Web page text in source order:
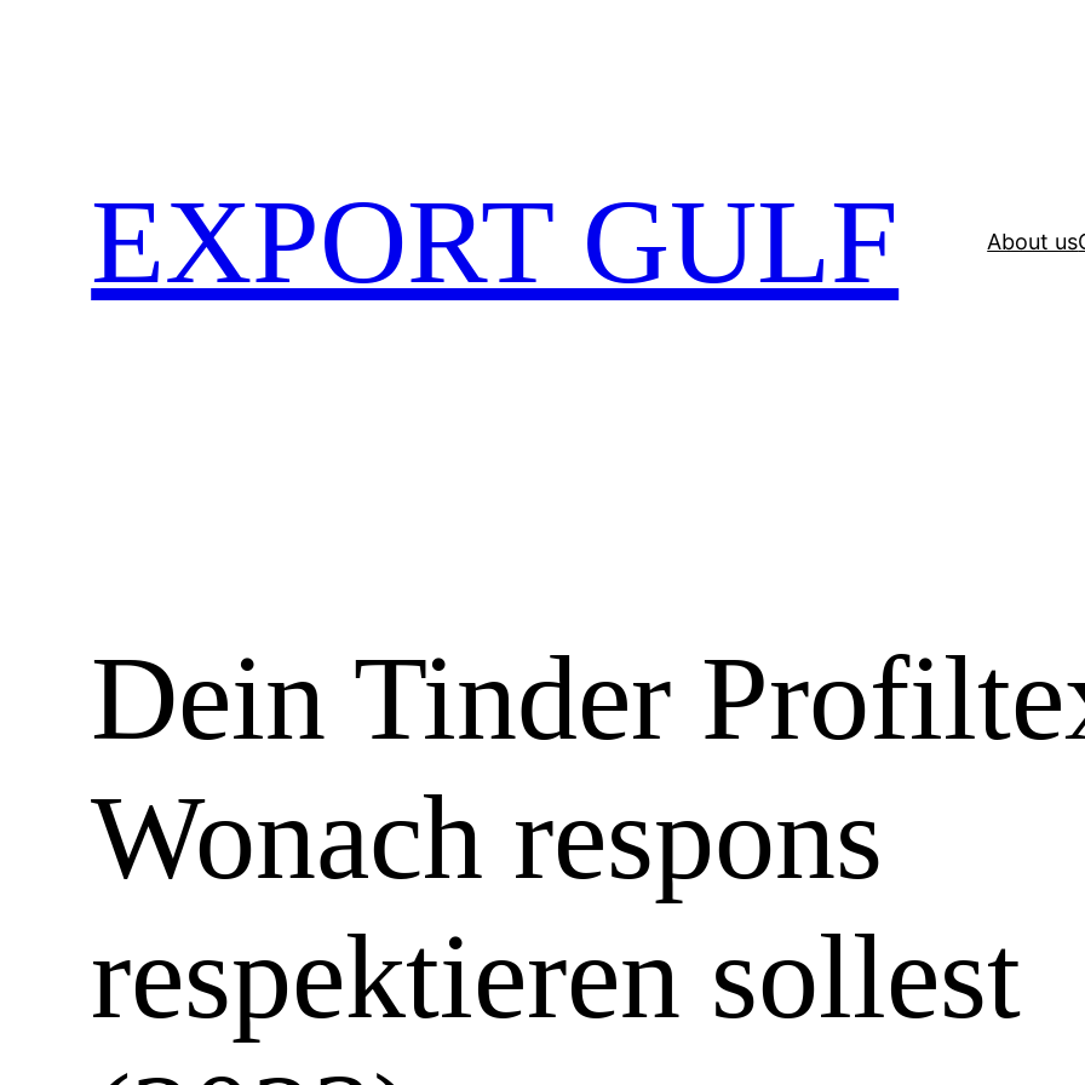
EXPORT GULF About us
Dein Tinder
Wonach respons
respektieren sollest